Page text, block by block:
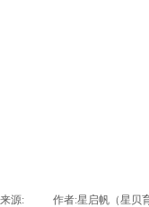
来源: 作者:星启帆（星贝